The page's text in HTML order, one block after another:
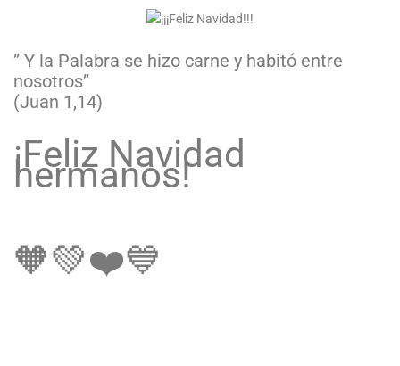
” Y la Palabra se hizo carne y habitó entre
nosotros”
(Juan 1,14)
¡Feliz Navidad
hermanos!
🧡💚❤️💙